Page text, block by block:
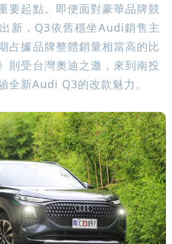
要起點。即便面對豪華品牌競
新，Q3依舊穩坐Audi銷售主
占據品牌整體銷量相當高的比
則受台灣奧迪之邀，來到南投
全新Audi Q3的改款魅力。